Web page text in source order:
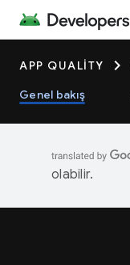
APP QUALITY
Genel bakış
olabilir.